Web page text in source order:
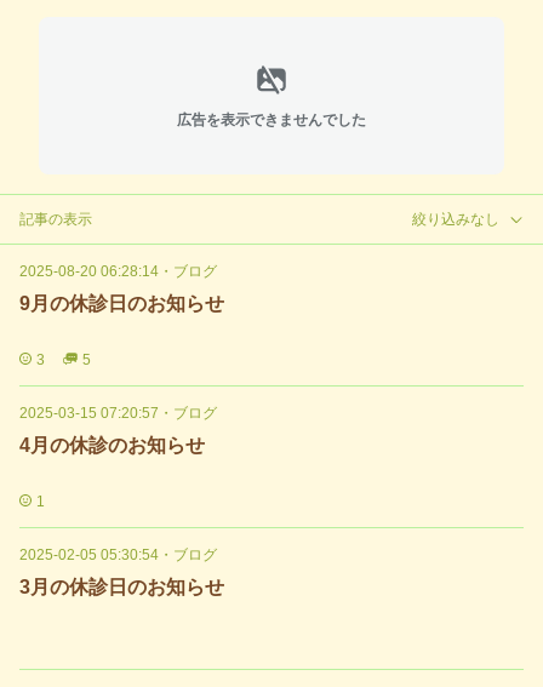
広告を表示できませんでした
記事の表示 絞り込みなし
2025-08-20 06:28:14 ・ ブログ
9月の休診日のお知らせ
3 5
2025-03-15 07:20:57 ・ ブログ
4月の休診のお知らせ
1
2025-02-05 05:30:54 ・ ブログ
3月の休診日のお知らせ